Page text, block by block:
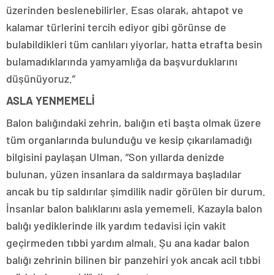
üzerinden beslenebilirler. Esas olarak, ahtapot ve
kalamar türlerini tercih ediyor gibi görünse de
bulabildikleri tüm canlıları yiyorlar, hatta etrafta besin
bulamadıklarında yamyamlığa da başvurduklarını
düşünüyoruz.”
ASLA YENMEMELİ
Balon balığındaki zehrin, balığın eti başta olmak üzere
tüm organlarında bulunduğu ve kesip çıkarılamadığı
bilgisini paylaşan Ulman, “Son yıllarda denizde
bulunan, yüzen insanlara da saldırmaya başladılar
ancak bu tip saldırılar şimdilik nadir görülen bir durum.
İnsanlar balon balıklarını asla yememeli. Kazayla balon
balığı yediklerinde ilk yardım tedavisi için vakit
geçirmeden tıbbi yardım almalı. Şu ana kadar balon
balığı zehrinin bilinen bir panzehiri yok ancak acil tıbbi